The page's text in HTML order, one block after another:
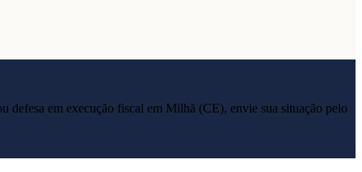
defesa em execução fiscal em Milhã (CE), envie sua situação pelo